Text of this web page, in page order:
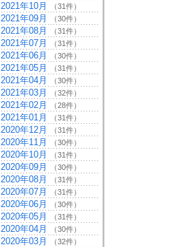
2021年10月 （31件）
2021年09月 （30件）
2021年08月 （31件）
2021年07月 （31件）
2021年06月 （30件）
2021年05月 （31件）
2021年04月 （30件）
2021年03月 （32件）
2021年02月 （28件）
2021年01月 （31件）
2020年12月 （31件）
2020年11月 （30件）
2020年10月 （31件）
2020年09月 （30件）
2020年08月 （31件）
2020年07月 （31件）
2020年06月 （30件）
2020年05月 （31件）
2020年04月 （30件）
2020年03月 （32件）